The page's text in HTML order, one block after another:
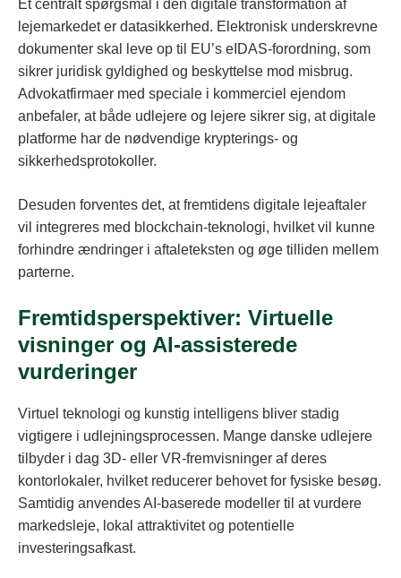
Et centralt spørgsmål i den digitale transformation af
lejemarkedet er datasikkerhed. Elektronisk underskrevne
dokumenter skal leve op til EU’s eIDAS-forordning, som
sikrer juridisk gyldighed og beskyttelse mod misbrug.
Advokatfirmaer med speciale i kommerciel ejendom
anbefaler, at både udlejere og lejere sikrer sig, at digitale
platforme har de nødvendige krypterings- og
sikkerhedsprotokoller.
Desuden forventes det, at fremtidens digitale lejeaftaler
vil integreres med blockchain-teknologi, hvilket vil kunne
forhindre ændringer i aftaleteksten og øge tilliden mellem
parterne.
Fremtidsperspektiver: Virtuelle
visninger og AI-assisterede
vurderinger
Virtuel teknologi og kunstig intelligens bliver stadig
vigtigere i udlejningsprocessen. Mange danske udlejere
tilbyder i dag 3D- eller VR-fremvisninger af deres
kontorlokaler, hvilket reducerer behovet for fysiske besøg.
Samtidig anvendes AI-baserede modeller til at vurdere
markedsleje, lokal attraktivitet og potentielle
investeringsafkast.